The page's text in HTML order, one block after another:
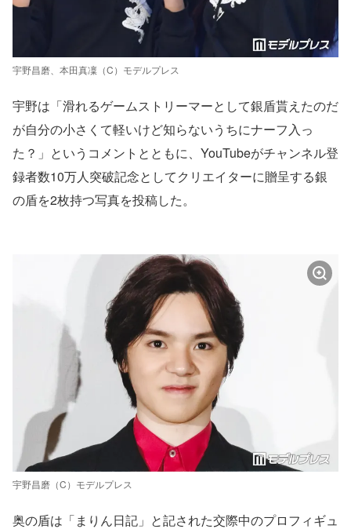
宇野昌磨、本田真凜（C）モデルプレス
宇野は「滑れるゲームストリーマーとして銀盾貰えたのだ
が自分の小さくて軽いけど知らないうちにナーフ入っ
た？」というコメントとともに、YouTubeがチャンネル登
録者数10万人突破記念としてクリエイターに贈呈する銀
の盾を2枚持つ写真を投稿した。
宇野昌磨（C）モデルプレス
奥の盾は「まりん日記」と記された交際中のプロフィギュ